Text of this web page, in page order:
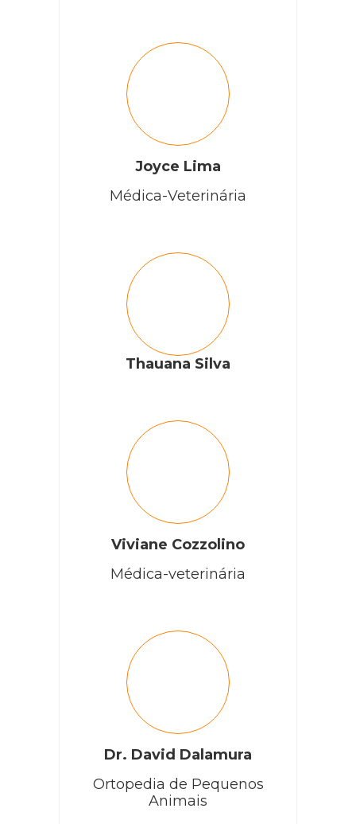
Joyce Lima
Médica-Veterinária
Thauana Silva
Viviane Cozzolino
Médica-veterinária
Dr. David Dalamura
Ortopedia de Pequenos
Animais